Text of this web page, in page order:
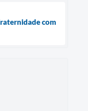
com